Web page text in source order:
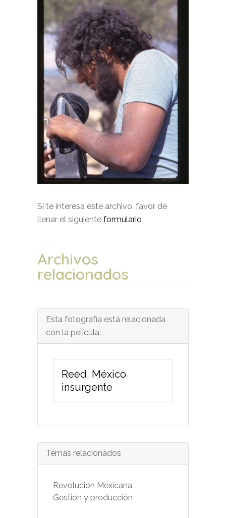
Si te interesa este archivo, favor de
llenar el siguiente formulario
Archivos
relacionados
Esta fotografía está relacionada
con la película:
Reed, México
insurgente
Temas relacionados
Revolución Mexicana
Gestión y producción